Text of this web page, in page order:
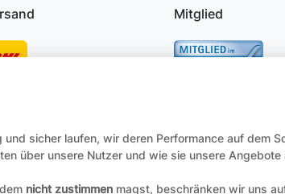
Mitglied
sicher laufen, wir deren Performance auf dem
über unsere Nutzer und wie sie unsere
nicht zustimmen magst, beschränken wir uns